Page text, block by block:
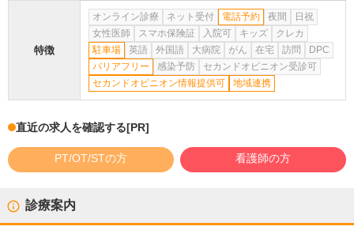
特徴
オンライン診療 ネット受付 電話予約 夜間
日祝
女性医師
スマホ保険証 入院可 キッズ
クレカ
駐車場
英語 外国語 大病院 がん 在宅 訪問
DPC
バリアフリー
感染予防
セカンドオピニオン受診可
セカンドオピニオン情報提供可
地域連携
直近の求人を確認する[PR]
PT/OT/STの方 看護師の方
診療案内